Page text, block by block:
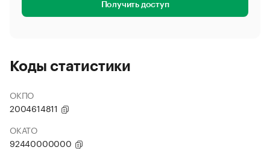
Получить доступ
Коды статистики
ОКПО
2004614811
ОКАТО
92440000000